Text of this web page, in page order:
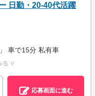
日勤・20-40代活躍
車で15分 私有車
る ∨
応募画面に進む